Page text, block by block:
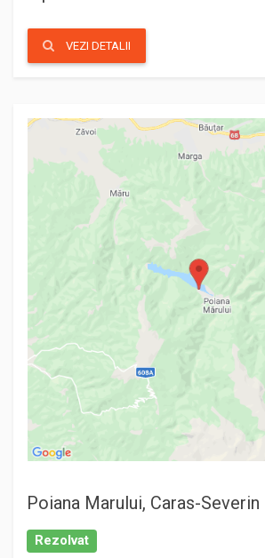
VEZI DETALII
Poiana Marului, Caras-Severin
Rezolvat